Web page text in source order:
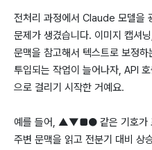
전처리 과정에서 Claude 모델을
문제가 생겼습니다. 이미지 캡셔
문맥을 참고해서 텍스트로 보정
투입되는 작업이 늘어나자, API
으로 걸리기 시작한 거예요.
예를 들어, ▲▼■● 같은 기호가
주변 문맥을 읽고 전분기 대비 상